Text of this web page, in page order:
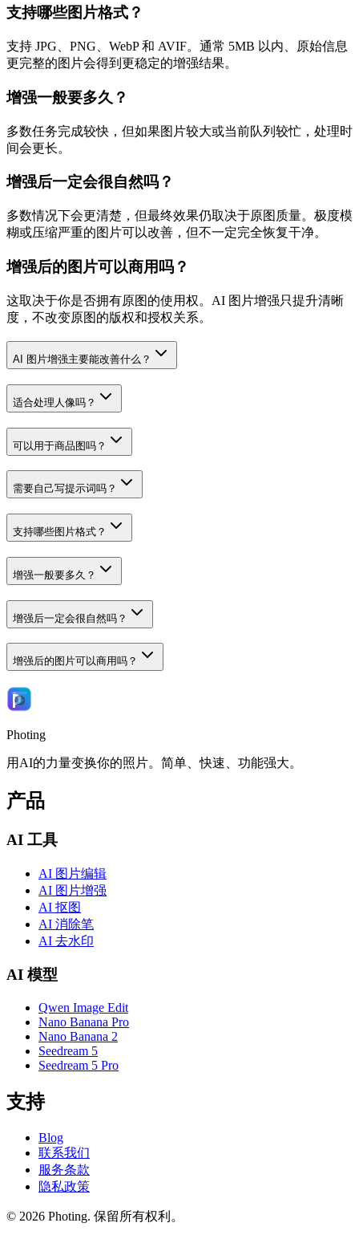
支持哪些图片格式？
支持 JPG、PNG、WebP 和 AVIF。通常 5MB 以内、原始信息
更完整的图片会得到更稳定的增强结果。
增强一般要多久？
多数任务完成较快，但如果图片较大或当前队列较忙，处理时
间会更长。
增强后一定会很自然吗？
多数情况下会更清楚，但最终效果仍取决于原图质量。极度模
糊或压缩严重的图片可以改善，但不一定完全恢复干净。
增强后的图片可以商用吗？
这取决于你是否拥有原图的使用权。AI 图片增强只提升清晰
度，不改变原图的版权和授权关系。
AI 图片增强主要能改善什么？
适合处理人像吗？
可以用于商品图吗？
需要自己写提示词吗？
支持哪些图片格式？
增强一般要多久？
增强后一定会很自然吗？
增强后的图片可以商用吗？
Photing
用AI的力量变换你的照片。简单、快速、功能强大。
产品
AI 工具
AI 图片编辑
AI 图片增强
AI 抠图
AI 消除笔
AI 去水印
AI 模型
Qwen Image Edit
Nano Banana Pro
Nano Banana 2
Seedream 5
Seedream 5 Pro
支持
Blog
联系我们
服务条款
隐私政策
© 2026 Photing. 保留所有权利。